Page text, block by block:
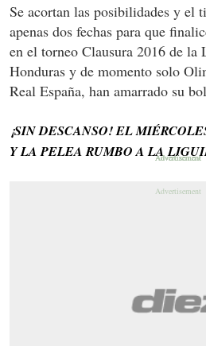
Se acortan las posibilidades y el
apenas dos fechas para que
en el torneo Clausura 2016 de la
Honduras y de momento solo
Real España, han amarrado su
¡SIN DESCANSO! EL
Y LA PELEA RUMBO A LA